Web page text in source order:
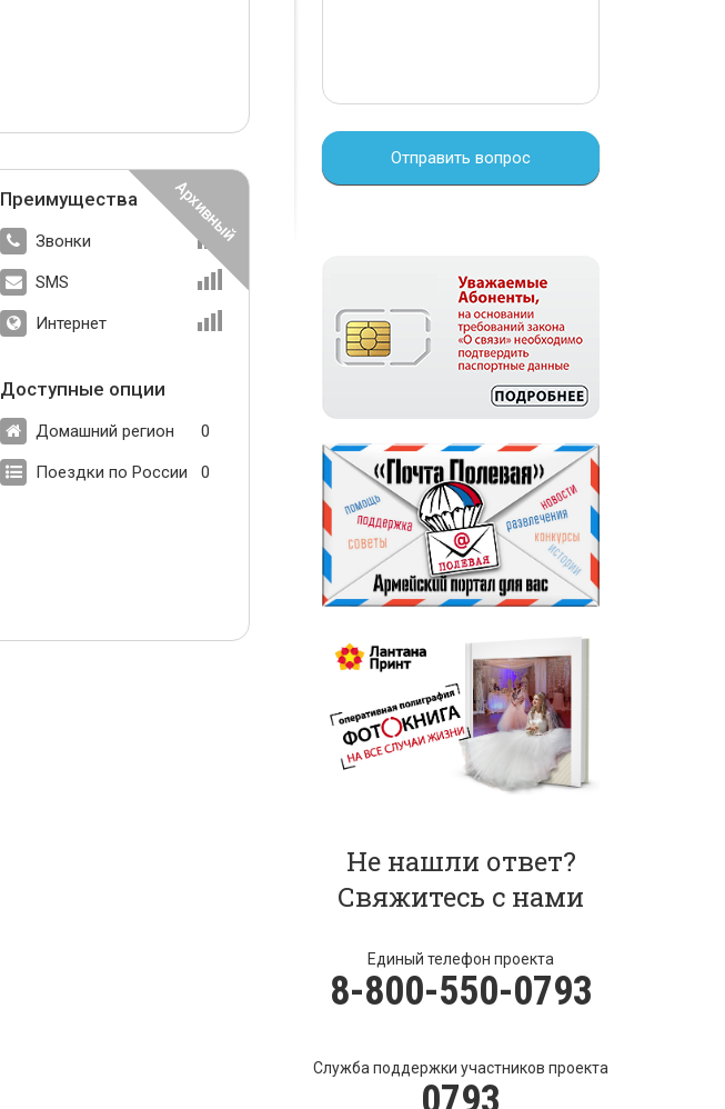
Преимущества
Звонки
SMS
Интернет
Доступные опции
Домашний регион 0
Поездки по России 0
Отправить вопрос
Не нашли ответ?
Свяжитесь с нами
Единый телефон проекта
8-800-550-0793
Служба поддержки участников проекта